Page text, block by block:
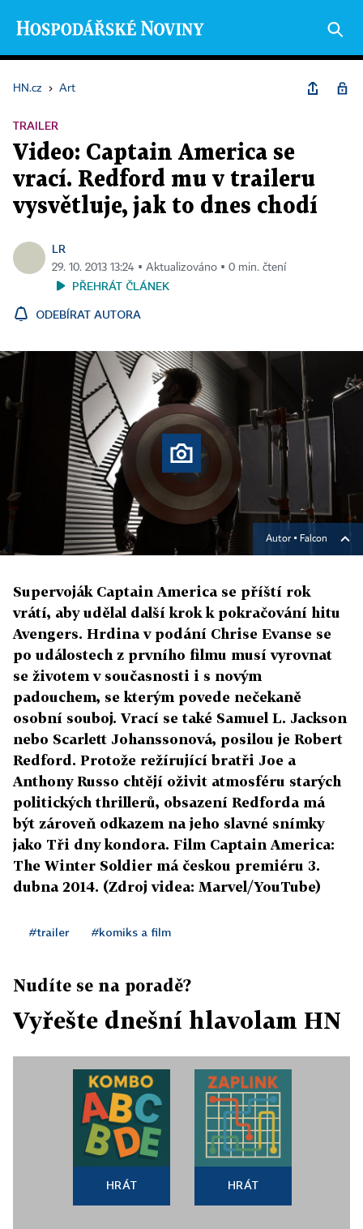
HN.cz › Art
TRAILER
Video: Captain America se
vrací. Redford mu v traileru
vysvětluje, jak to dnes chodí
LR
29. 10. 2013 13:24 ▪ Aktualizováno ▪ 0 min. čtení
PŘEHRÁT ČLÁNEK
ODEBÍRAT AUTORA
Autor ▪ Falcon
Supervoják Captain America se příští rok
vrátí, aby udělal další krok k pokračování hitu
Avengers. Hrdina v podání Chrise Evanse se
po událostech z prvního filmu musí vyrovnat
se životem v současnosti i s novým
padouchem, se kterým povede nečekaně
osobní souboj. Vrací se také Samuel L. Jackson
nebo Scarlett Johanssonová, posilou je Robert
Redford. Protože režírující bratři Joe a
Anthony Russo chtějí oživit atmosféru starých
politických thrillerů, obsazení Redforda má
být zároveň odkazem na jeho slavné snímky
jako Tři dny kondora. Film Captain America:
The Winter Soldier má českou premiéru 3.
dubna 2014. (Zdroj videa: Marvel/YouTube)
#trailer #komiks a film
Nudíte se na poradě?
Vyřešte dnešní hlavolam HN
HRÁT HRÁT